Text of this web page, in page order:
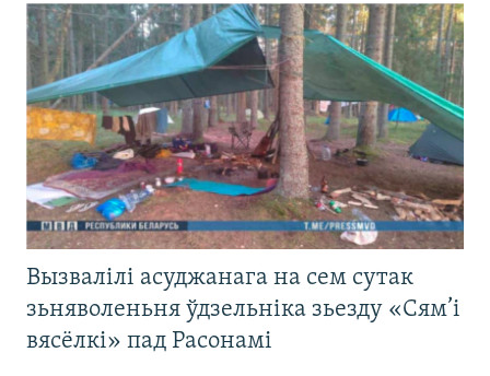
Вызвалілі асуджанага на сем сутак
зьняволеньня ўдзельніка зьезду «Сям’і
вясёлкі» пад Расонамі